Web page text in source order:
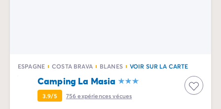
ESPAGNE COSTA BRAVA BLANES VOIR SUR LA CARTE
Camping La Masia
3.9/5 756expériences vécues